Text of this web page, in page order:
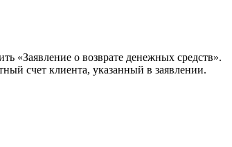
«Заявление о возврате денежных средств».
счет клиента, указанный в заявлении.